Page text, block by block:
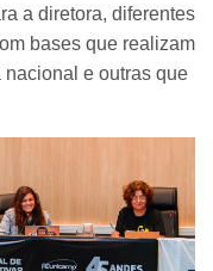
a diretora, diferentes
bases que realizam
e outras que